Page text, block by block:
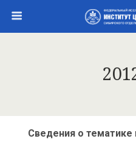
Сведения о тематике